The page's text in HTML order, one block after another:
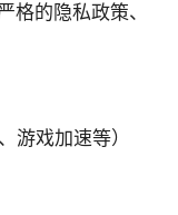
格的隐私政策、
游戏加速等）